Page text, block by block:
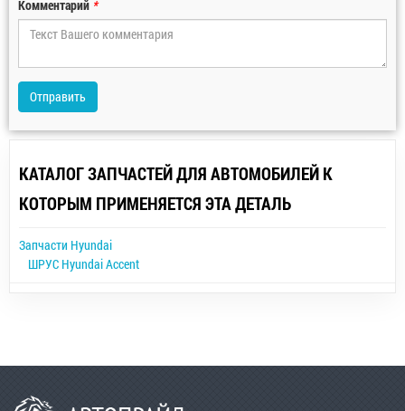
Комментарий *
Отправить
КАТАЛОГ ЗАПЧАСТЕЙ ДЛЯ АВТОМОБИЛЕЙ К
КОТОРЫМ ПРИМЕНЯЕТСЯ ЭТА ДЕТАЛЬ
Запчасти Hyundai
ШРУС Hyundai Accent